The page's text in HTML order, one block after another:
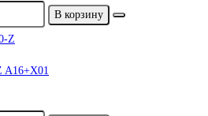
В корзину
A16+X01